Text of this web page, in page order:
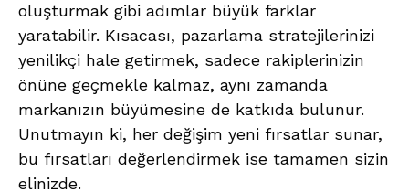
oluşturmak gibi adımlar büyük farklar
yaratabilir. Kısacası, pazarlama stratejilerinizi
yenilikçi hale getirmek, sadece rakiplerinizin
önüne geçmekle kalmaz, aynı zamanda
markanızın büyümesine de katkıda bulunur.
Unutmayın ki, her değişim yeni fırsatlar sunar,
bu fırsatları değerlendirmek ise tamamen sizin
elinizde.